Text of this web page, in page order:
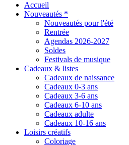
Accueil
Nouveautés *
Nouveautés pour l'été
Rentrée
Agendas 2026-2027
Soldes
Festivals de musique
Cadeaux & listes
Cadeaux de naissance
Cadeaux 0-3 ans
Cadeaux 3-6 ans
Cadeaux 6-10 ans
Cadeaux adulte
Cadeaux 10-16 ans
Loisirs créatifs
Coloriage